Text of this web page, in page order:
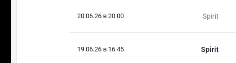
20.06.26 в 20:00 Spirit
19.06.26 в 16:45 Spirit